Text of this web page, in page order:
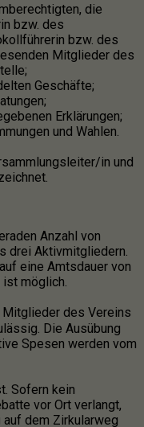
die
bzw. des
bzw. des
Mitglieder des
Geschäfte;
Erklärungen;
und Wahlen.
in und
Anzahl von
drei Aktivmitgliedern.
eine Amtsdauer von
ist möglich.
des Vereins
Die Ausübung
Spesen werden vom
Sofern kein
vor Ort verlangt,
dem Zirkularweg